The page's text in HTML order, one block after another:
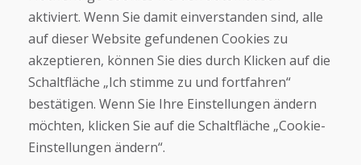
Geschäftsbedingungen
Zahlung
Beschwerde
Rückgabe und Umtausch von Waren
Cookies
aktiviert. Wenn Sie damit einverstanden sind, alle
auf dieser Website gefundenen Cookies zu
akzeptieren, können Sie dies durch Klicken auf die
Schaltfläche „Ich stimme zu und fortfahren“
bestätigen. Wenn Sie Ihre Einstellungen ändern
möchten, klicken Sie auf die Schaltfläche „Cookie-
Einstellungen ändern“.